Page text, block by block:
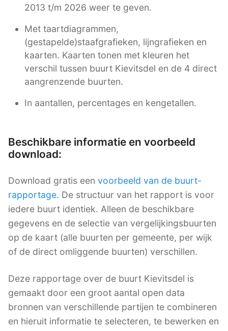
2013 t/m 2026 weer te geven.
Met taartdiagrammen,
(gestapelde)staafgrafieken, lijngrafieken en
kaarten. Kaarten tonen met kleuren het
verschil tussen buurt Kievitsdel en de 4 direct
aangrenzende buurten.
In aantallen, percentages en kengetallen.
Beschikbare informatie en voorbeeld
download:
Download gratis een voorbeeld van de buurt-
rapportage. De structuur van het rapport is voor
iedere buurt identiek. Alleen de beschikbare
gegevens en de selectie van vergelijkingsbuurten
op de kaart (alle buurten per gemeente, per wijk
of de direct omliggende buurten) verschillen.
Deze rapportage over de buurt Kievitsdel is
gemaakt door een groot aantal open data
bronnen van verschillende partijen te combineren
en hieruit informatie te selecteren, te bewerken en